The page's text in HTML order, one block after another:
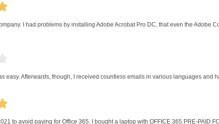
I had problems by installing Adobe Acrobat Pro DC, that even the
easy. Afterwards, though, I received countless emails in various languages
to avoid paying for Office 365. I bought a laptop with OFFICE 365 PRE-